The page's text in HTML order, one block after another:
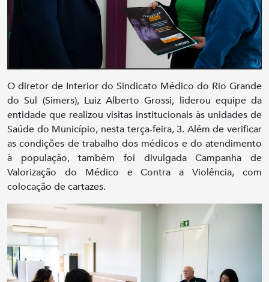
O diretor de Interior do Sindicato Médico do Rio Grande
do Sul (Simers), Luiz Alberto Grossi, liderou equipe da
entidade que realizou visitas institucionais às unidades de
Saúde do Município, nesta terça-feira, 3. Além de verificar
as condições de trabalho dos médicos e do atendimento
à população, também foi divulgada Campanha de
Valorização do Médico e Contra a Violência, com
colocação de cartazes.